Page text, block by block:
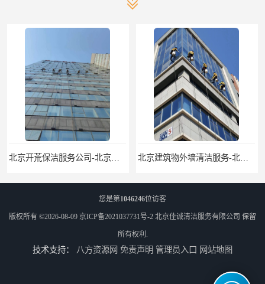
您是第1046246位访客
版权所有 ©2026-08-09 京ICP备2021037731号-2 北京佳诚清洁服务有限公司 保留
所有权利.
技术支持： 八方资源网 免责声明 管理员入口 网站地图